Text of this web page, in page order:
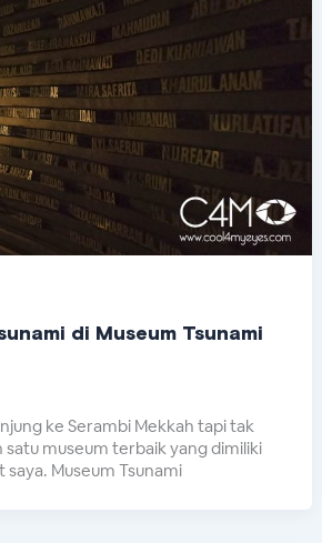
di Museum Tsunami
ke Serambi Mekkah tapi tak
satu museum terbaik yang dimiliki
Museum Tsunami